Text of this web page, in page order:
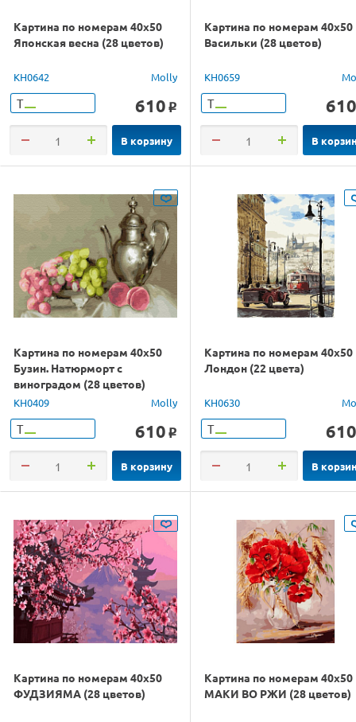
Картина по номерам 40х50
Японская весна (28 цветов)
KH0642 Molly
Т 610 o
В корзину
Картина по номерам 40х50
Васильки (28 цветов)
KH0659
Т 610
В
Картина по номерам 40х50
Бузин. Натюрморт с
виноградом (28 цветов)
KH0409 Molly
Т 610 o
В корзину
Картина по номерам 40х50
Лондон (22 цвета)
KH0630
Т 610
В
Картина по номерам 40х50
ФУДЗИЯМА (28 цветов)
Картина по номерам 40х50
МАКИ ВО РЖИ (28 цветов)